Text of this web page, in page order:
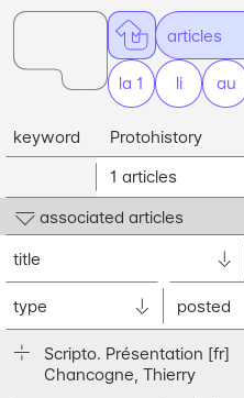
la 1 lines
articles
au
keyword Protohistory
1 articles
associated articles
title
type posted
Scripto. Présentation [fr]
Chancogne, Thierry